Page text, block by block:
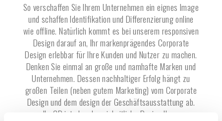
So verschaffen Sie Ihrem Unternehmen ein eignes Image
und schaffen Identifikation und Differenzierung online
wie offline. Natürlich kommt es bei unserem responsiven
Design darauf an, Ihr markenprägendes Corporate
Design erlebbar für Ihre Kunden und Nutzer zu machen.
Denken Sie einmal an große und namhafte Marken und
Unternehmen. Dessen nachhaltiger Erfolg hängt zu
großen Teilen (neben gutem Marketing) vom Corporate
Design und dem design der Geschäftsausstattung ab.
Ihr CD ist also das einheitliche Design Ihres